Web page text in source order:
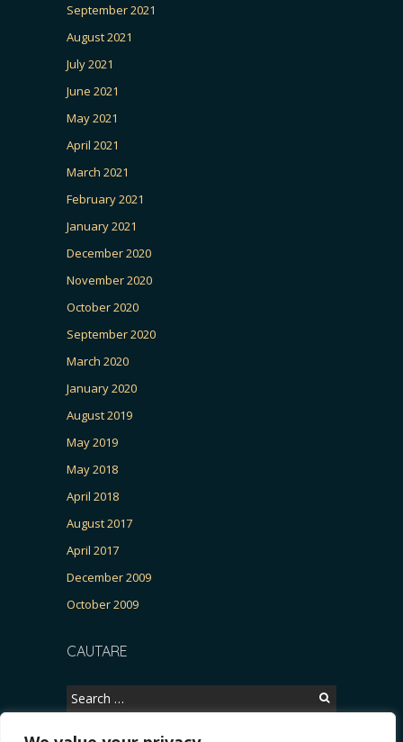
September 2021
August 2021
July 2021
June 2021
May 2021
April 2021
March 2021
February 2021
January 2021
December 2020
November 2020
October 2020
September 2020
March 2020
January 2020
August 2019
May 2019
May 2018
April 2018
August 2017
April 2017
December 2009
October 2009
CAUTARE
Search
for: